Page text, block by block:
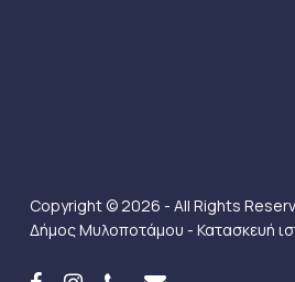
Copyright © 2026 - All Rights
Δήμος Μυλοποτάμου - Κατασκευή